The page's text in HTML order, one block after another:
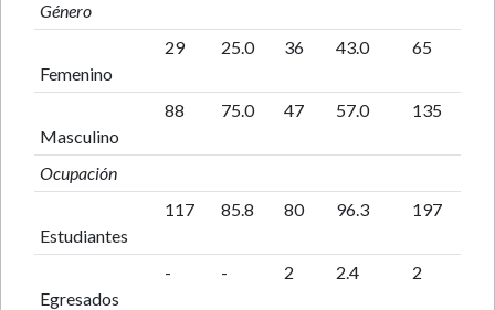
Género
Femenino
29 25.0 36 43.0 65
Masculino
88 75.0 47 57.0 135
Ocupación
Estudiantes
117 85.8 80 96.3 197
Egresados
- - 2 2.4 2